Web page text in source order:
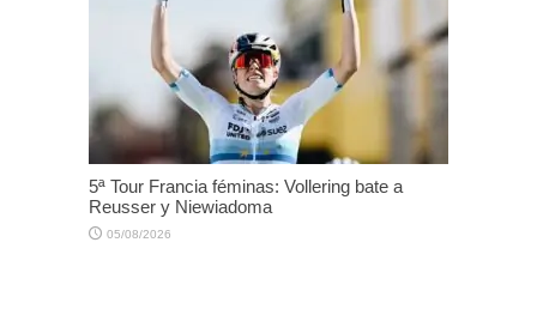
5ª Tour Francia féminas: Vollering bate a
Reusser y Niewiadoma
05/08/2026